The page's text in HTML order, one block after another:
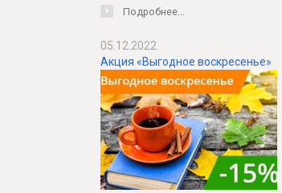
Подробнее...
05.12.2022
Акция «Выгодное воскресенье»